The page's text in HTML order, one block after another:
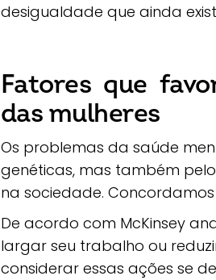
desigualdade que ainda
Fatores que
das mulheres
Os problemas da saúde
genéticas, mas também
na sociedade.
De acordo com McKinsey
largar seu trabalho ou
considerar essas ações se